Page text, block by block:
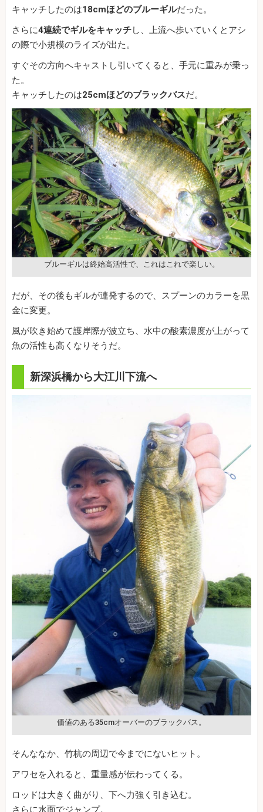
キャッチしたのは18cmほどのブルーギルだった。
さらに4連続でギルをキャッチし、上流へ歩いていくとアシ
の際で小規模のライズが出た。
すぐその方向へキャストし引いてくると、手元に重みが乗っ
た。
キャッチしたのは25cmほどのブラックバスだ。
ブルーギルは終始高活性で、これはこれで楽しい。
だが、その後もギルが連発するので、スプーンのカラーを黒
金に変更。
風が吹き始めて護岸際が波立ち、水中の酸素濃度が上がって
魚の活性も高くなりそうだ。
新深浜橋から大江川下流へ
価値のある35cmオーバーのブラックバス。
そんななか、竹杭の周辺で今までにないヒット。
アワセを入れると、重量感が伝わってくる。
ロッドは大きく曲がり、下へ力強く引き込む。
さらに水面でジャンプ。